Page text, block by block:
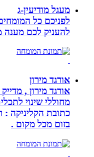
מעגל מודיעין-ג
לפניכם כל המומחים
להעניק לכם מענה
אורגד מירון
אורגד מירון , מדייק
מחוללי שינוי
בזום מכל מקום .